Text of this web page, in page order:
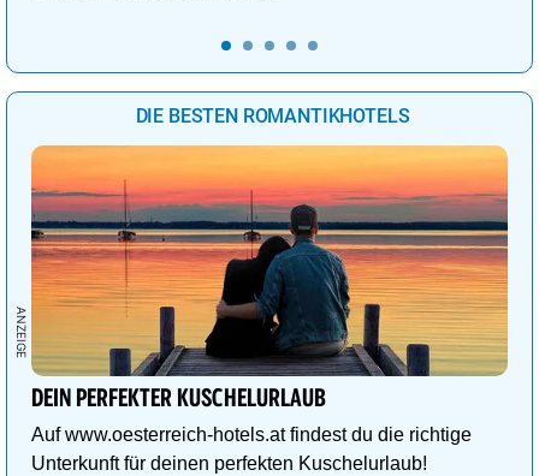
DIE BESTEN ROMANTIKHOTELS
DEIN PERFEKTER KUSCHELURLAUB
Auf www.oesterreich-hotels.at findest du die richtige
Unterkunft für deinen perfekten Kuschelurlaub!